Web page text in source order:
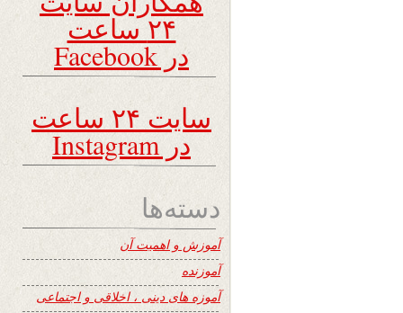
۲۴ ساعت
در Facebook
سایت ۲۴ ساعت
در Instagram
دسته‌ها
آموزش و اهمیت آن
آموزنده
آموزه های دینی ، اخلاقی و اجتماعی